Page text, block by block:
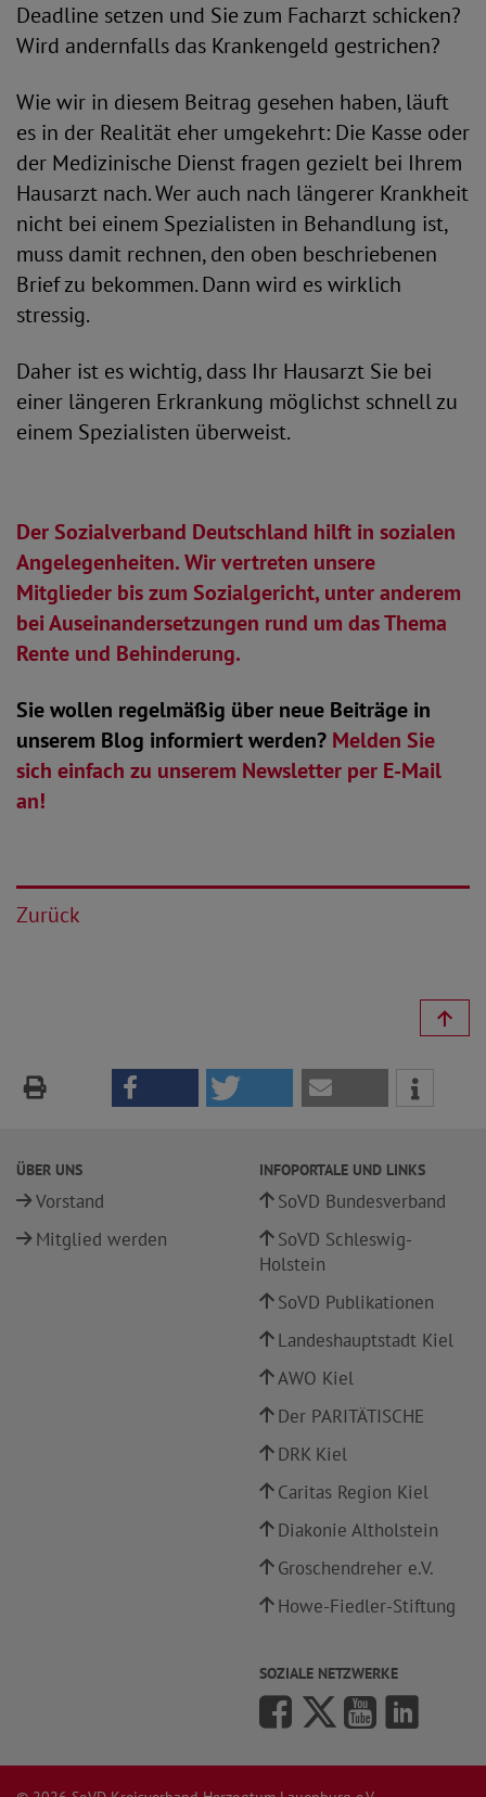
Deadline setzen und Sie zum Facharzt schicken?
Wird andernfalls das Krankengeld gestrichen?
Wie wir in diesem Beitrag gesehen haben, läuft
es in der Realität eher umgekehrt: Die Kasse oder
der Medizinische Dienst fragen gezielt bei Ihrem
Hausarzt nach. Wer auch nach längerer Krankheit
nicht bei einem Spezialisten in Behandlung ist,
muss damit rechnen, den oben beschriebenen
Brief zu bekommen. Dann wird es wirklich
stressig.
Daher ist es wichtig, dass Ihr Hausarzt Sie bei
einer längeren Erkrankung möglichst schnell zu
einem Spezialisten überweist.
Der Sozialverband Deutschland hilft in sozialen
Angelegenheiten. Wir vertreten unsere
Mitglieder bis zum Sozialgericht, unter anderem
bei Auseinandersetzungen rund um das Thema
Rente und Behinderung.
Sie wollen regelmäßig über neue Beiträge in
unserem Blog informiert werden? Melden Sie
sich einfach zu unserem Newsletter per E-Mail
an!
Zurück
ÜBER UNS
Vorstand
Mitglied werden
INFOPORTALE UND LINKS
SoVD Bundesverband
SoVD Schleswig-
Holstein
SoVD Publikationen
Landeshauptstadt Kiel
AWO Kiel
Der PARITÄTISCHE
DRK Kiel
Caritas Region Kiel
Diakonie Altholstein
Groschendreher e.V.
Howe-Fiedler-Stiftung
SOZIALE NETZWERKE